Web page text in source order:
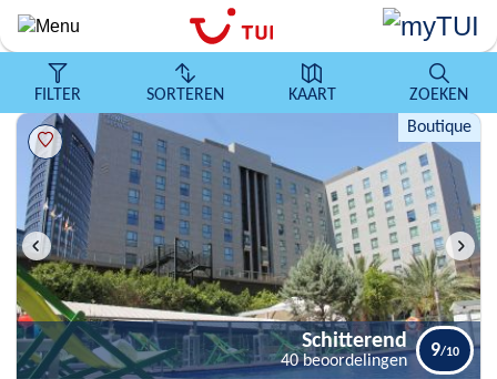
Overslaan
en
algemene
inhoud
gaan
FILTER SORTEREN KAART
ZOEKEN
Boutique
Schitterend
40 beoordelingen
9